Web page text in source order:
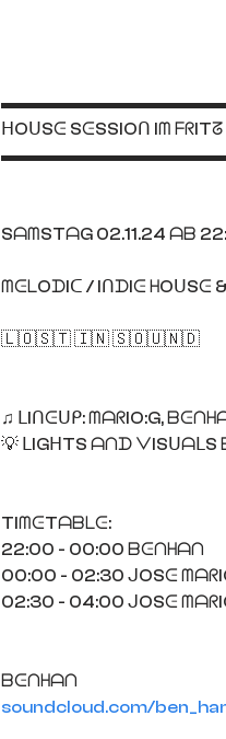
ᕼOᑌSᕮ SᕮSSIOᑎ Iᗰ
SᗩᗰSTᗩG 02.11.24 ᗩᗷ
ᗰᕮᒪOᗪIᑕ / IᑎᗪIᕮ ᕼOᑌSᕮ
🇱​🇴​🇸​🇹​ 🇮​🇳​ 🇸​🇴​🇺​🇳​🇩​
♫ ᒪIᑎᕮᑌᑭ: ᗰᗩᖇIO:G,
💡 ᒪIGᕼTS ᗩᑎᗪ ᐯISᑌᗩᒪS
TIᗰᕮTᗩᗷᒪᕮ:
22:00 - 00:00 ᗷᕮᑎᕼᗩᑎ
00:00 - 02:30 ᒍOSᕮ
02:30 - 04:00 ᒍOSᕮ
ᗷᕮᑎᕼᗩᑎ
soundcloud.com/